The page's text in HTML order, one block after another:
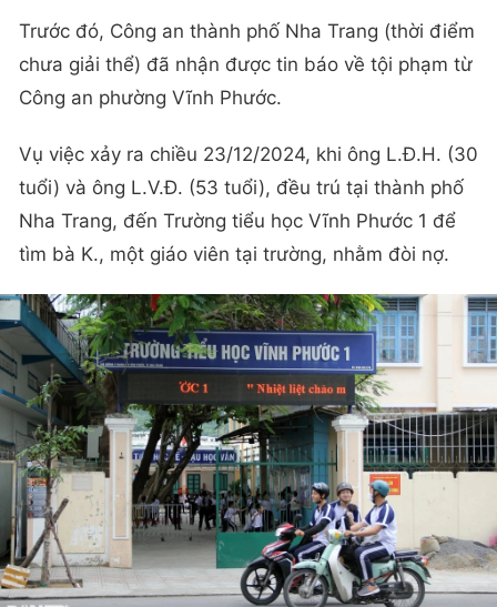
Trước đó, Công an thành phố Nha Trang (thời điểm
chưa giải thể) đã nhận được tin báo về tội phạm từ
Công an phường Vĩnh Phước.
Vụ việc xảy ra chiều 23/12/2024, khi ông L.Đ.H. (30
tuổi) và ông L.V.Đ. (53 tuổi), đều trú tại thành phố
Nha Trang, đến Trường tiểu học Vĩnh Phước 1 để
tìm bà K., một giáo viên tại trường, nhằm đòi nợ.